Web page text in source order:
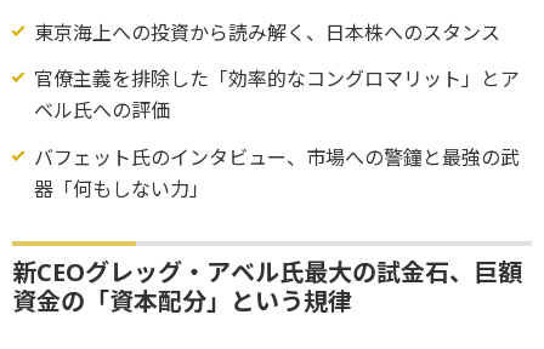
東京海上への投資から読み解く、日本株へのスタンス
官僚主義を排除した「効率的なコングロマリット」とア
ベル氏への評価
バフェット氏のインタビュー、市場への警鐘と最強の武
器「何もしない力」
新CEOグレッグ・アベル氏最大の試金石、巨額
資金の「資本配分」という規律